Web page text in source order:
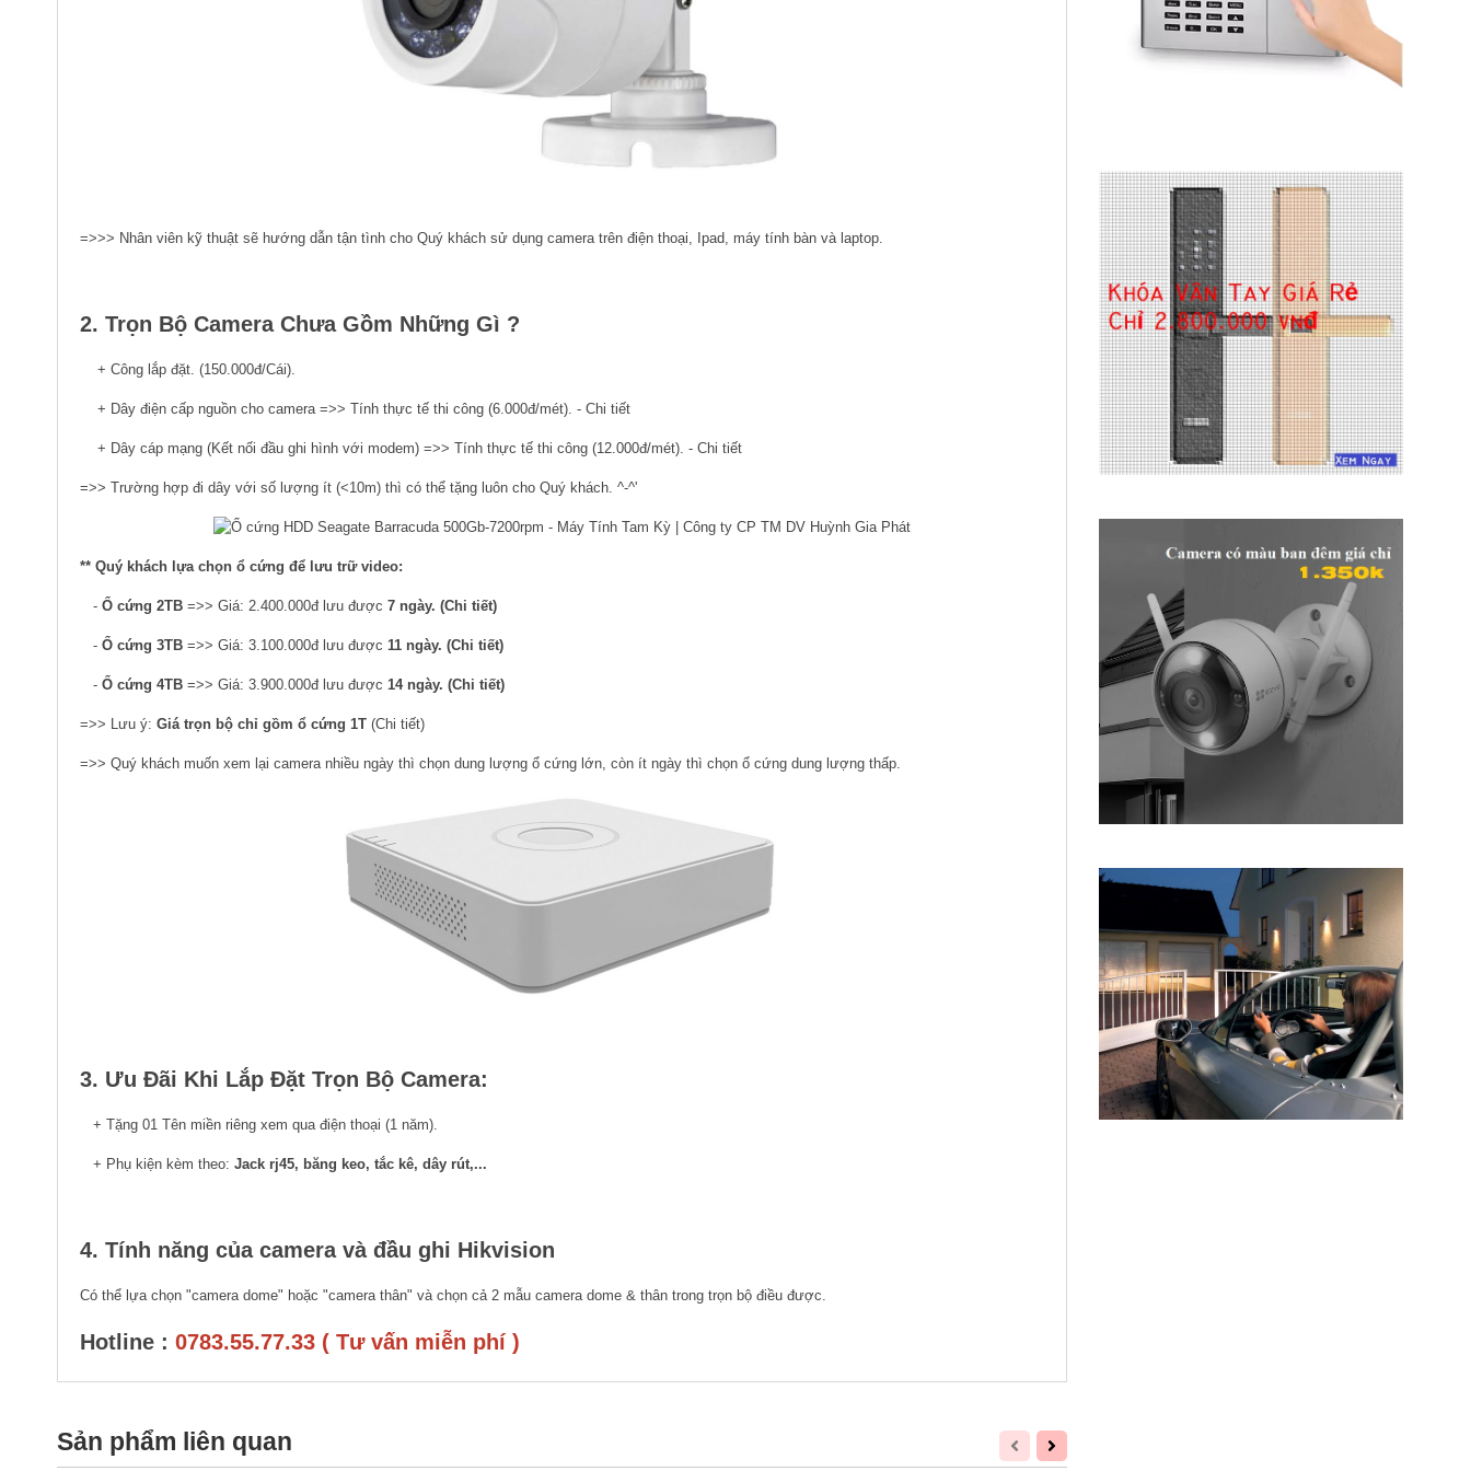
=>>> Nhân viên kỹ thuật sẽ hướng dẫn tận tình cho Quý khách sử dụng camera trên điện thoại, Ipad, máy tính bàn và laptop.
2. Trọn Bộ Camera Chưa Gồm Những Gì ?
+ Công lắp đặt. (150.000đ/Cái).
+ Dây điện cấp nguồn cho camera =>> Tính thực tế thi công (6.000đ/mét). - Chi tiết
+ Dây cáp mạng (Kết nối đầu ghi hình với modem) =>> Tính thực tế thi công (12.000đ/mét). - Chi tiết
=>> Trường hợp đi dây với số lượng ít (<10m) thì có thể tặng luôn cho Quý khách. ^-^'
** Quý khách lựa chọn ổ cứng để lưu trữ video:
- Ổ cứng 2TB =>> Giá: 2.400.000đ lưu được 7 ngày. (Chi tiết)
- Ổ cứng 3TB =>> Giá: 3.100.000đ lưu được 11 ngày. (Chi tiết)
- Ổ cứng 4TB =>> Giá: 3.900.000đ lưu được 14 ngày. (Chi tiết)
=>> Lưu ý: Giá trọn bộ chỉ gồm ổ cứng 1T (Chi tiết)
=>> Quý khách muốn xem lại camera nhiều ngày thì chọn dung lượng ổ cứng lớn, còn ít ngày thì chọn ổ cứng dung lượng thấp.
3. Ưu Đãi Khi Lắp Đặt Trọn Bộ Camera:
+ Tặng 01 Tên miền riêng xem qua điện thoại (1 năm).
+ Phụ kiện kèm theo: Jack rj45, băng keo, tắc kê, dây rút,...
4. Tính năng của camera và đầu ghi Hikvision
Có thể lựa chọn "camera dome" hoặc "camera thân" và chọn cả 2 mẫu camera dome & thân trong trọn bộ điều được.
Hotline : 0783.55.77.33 ( Tư vấn miễn phí )
Sản phẩm liên quan